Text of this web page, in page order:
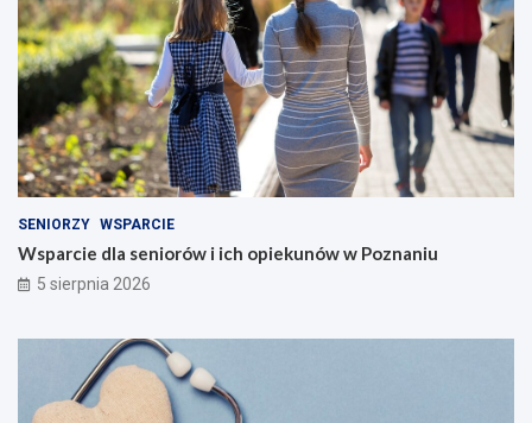
SENIORZY WSPARCIE
Wsparcie dla seniorów i ich opiekunów w Poznaniu
5 sierpnia 2026